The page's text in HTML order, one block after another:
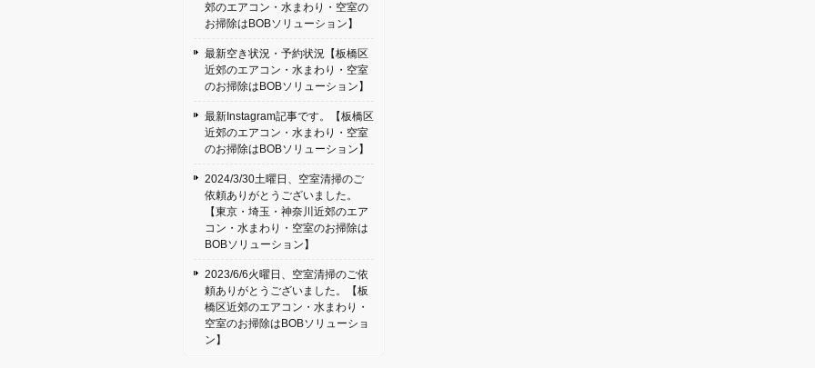
郊のエアコン・水まわり・空室の
お掃除はBOBソリューション】
最新空き状況・予約状況【板橋区
近郊のエアコン・水まわり・空室
のお掃除はBOBソリューション】
最新Instagram記事です。【板橋区
近郊のエアコン・水まわり・空室
のお掃除はBOBソリューション】
2024/3/30土曜日、空室清掃のご
依頼ありがとうございました。
【東京・埼玉・神奈川近郊のエア
コン・水まわり・空室のお掃除は
BOBソリューション】
2023/6/6火曜日、空室清掃のご依
頼ありがとうございました。【板
橋区近郊のエアコン・水まわり・
空室のお掃除はBOBソリューショ
ン】